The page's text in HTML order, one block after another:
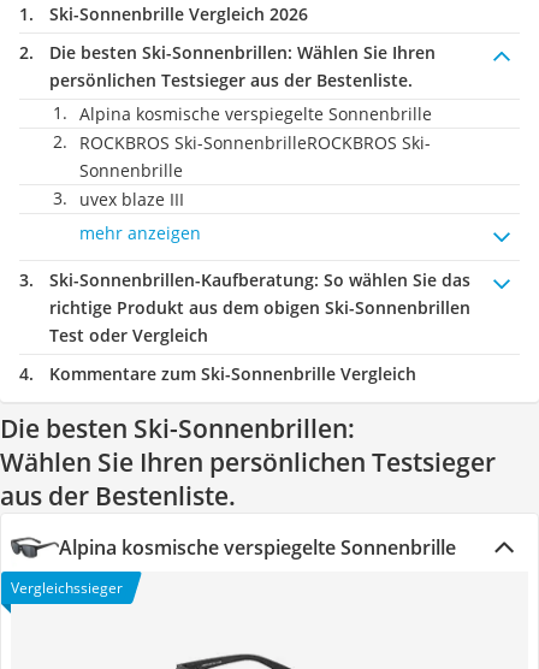
Ski-Sonnenbrille Vergleich 2026
Die besten Ski-Sonnenbrillen: Wählen Sie Ihren
persönlichen Testsieger aus der Bestenliste.
Alpina kosmische verspiegelte Sonnenbrille
ROCKBROS Ski-SonnenbrilleROCKBROS Ski-
Sonnenbrille
uvex blaze III
mehr anzeigen
Ski-Sonnenbrillen-Kaufberatung: So wählen Sie das
richtige Produkt aus dem obigen Ski-Sonnenbrillen
Test oder Vergleich
Kommentare zum Ski-Sonnenbrille Vergleich
Die besten Ski-Sonnenbrillen:
Wählen Sie Ihren persönlichen Testsieger
aus der Bestenliste.
Alpina kosmische verspiegelte Sonnenbrille
Vergleichssieger